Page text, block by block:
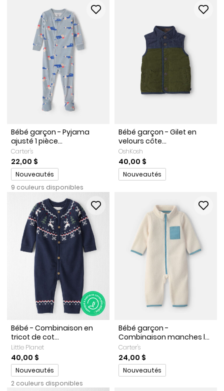
Bébé garçon - Pyjama
ajusté 1 pièce...
Carter's
22,00 $
Promotions
Nouveautés
9 couleurs disponibles
Bébé garçon - Gilet en
velours côte...
OshKosh
40,00 $
Promotions
Nouveautés
Bébé - Combinaison en
tricot de cot...
Little Planet
40,00 $
Promotions
Nouveautés
2 couleurs disponibles
Bébé garçon -
Combinaison manches l...
Carter's
24,00 $
Promotions
Nouveautés